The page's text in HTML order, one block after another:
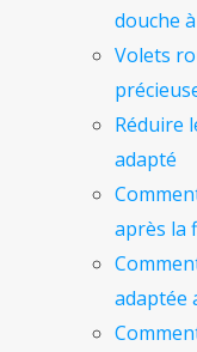
douche
Volets
Réduire
adapté
après la
adaptée